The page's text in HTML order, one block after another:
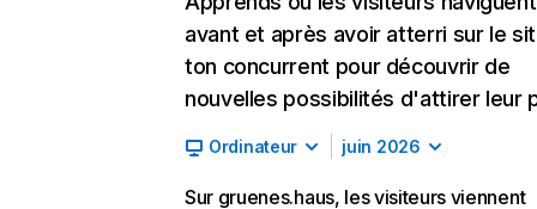
avant et après avoir atterri sur le
ton concurrent pour découvrir de
nouvelles possibilités d'attirer leur
Ordinateur juin 2026
Sur gruenes.haus, les visiteurs viennent